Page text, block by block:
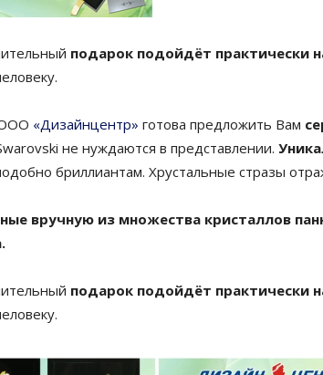
подарок подойдёт практически
«Дизайнцентр» готова предложить Вам
не нуждаются в представлении.
бриллиантам. Хрустальные стразы
вручную из множества кристаллов
подарок подойдёт практически